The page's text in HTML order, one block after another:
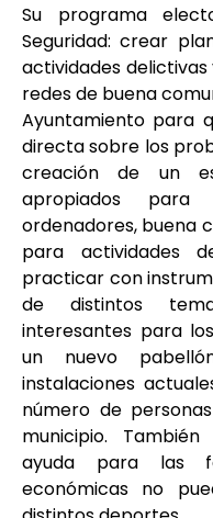
Su programa
Seguridad: crear
actividades
redes de buena
Ayuntamiento para
directa sobre los
creación de un
apropiados
ordenadores, buena
para actividades
practicar con
de distintos
interesantes para
un nuevo
instalaciones
número de
municipio.
ayuda para las
económicas no